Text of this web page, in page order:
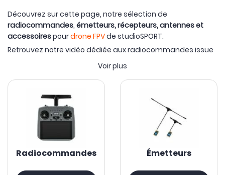
Découvrez sur cette page, notre sélection de
radiocommandes, émetteurs,récepteurs, antennes et
accessoirespourdrone FPVde studioSPORT.
Retrouvez notre vidéo dédiée aux radiocommandes issue
en bas de page.
Voir plus
Radiocommandes Émetteurs